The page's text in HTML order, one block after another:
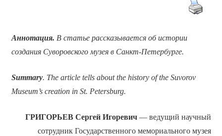
Аннотация. В статье рассказывается об истории
создания Суворовского музея в Санкт-Петербурге.
Summary. The article tells about the history of the Suvorov
Museum’s creation in St. Petersburg.
ГРИГОРЬЕВ Сергей Игоревич— ведущий научный
сотрудник Государственного мемориального музея